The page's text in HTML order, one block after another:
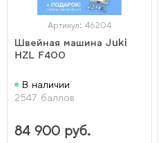
Артикул: 46204
Швейная машина Juki
HZL F400
В наличии
2547 баллов
84 900 руб.